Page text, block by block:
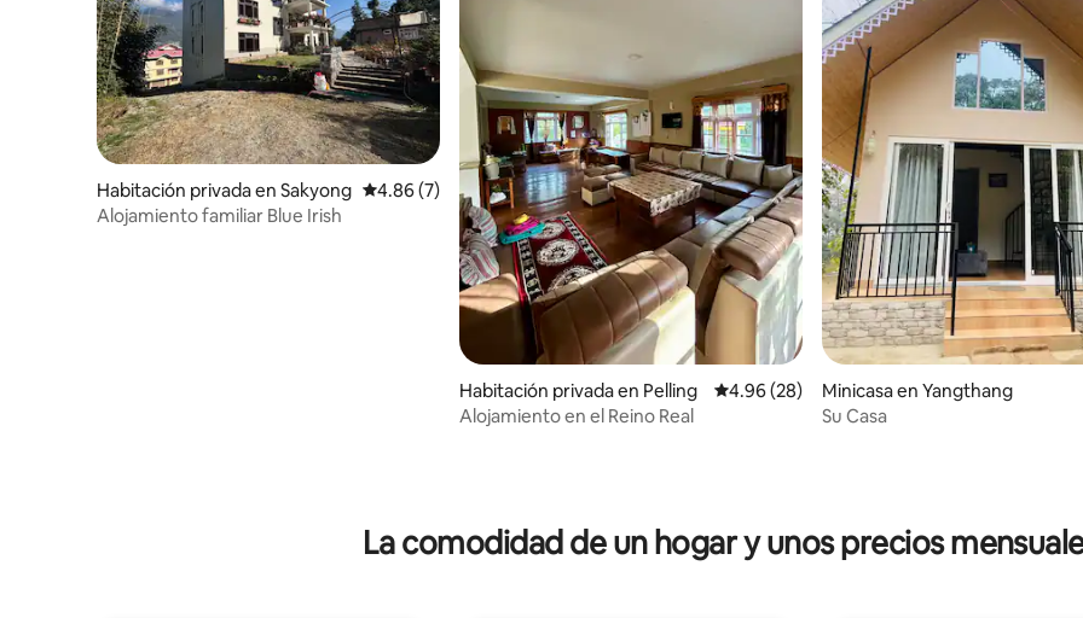
Habitación privada en Sakyong Calificación promedio: 4.86 de 5, 7 reseñas
4.86 (7)
Alojamiento familiar Blue Irish
Habitación privada en Pelling Calificación promedio: 4.96 de 5, 28 reseñas
4.96 (28)
Alojamiento en el Reino Real
Minicasa en Yangthang
Su Casa
La comodidad de un hogar y unos precios